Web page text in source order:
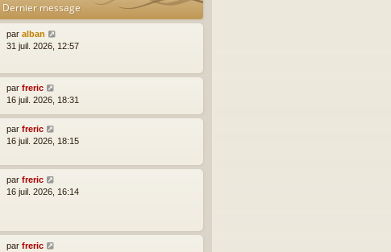
Dernier message
par alban
31 juil. 2026, 12:57
par freric
16 juil. 2026, 18:31
par freric
16 juil. 2026, 18:15
par freric
16 juil. 2026, 16:14
par freric